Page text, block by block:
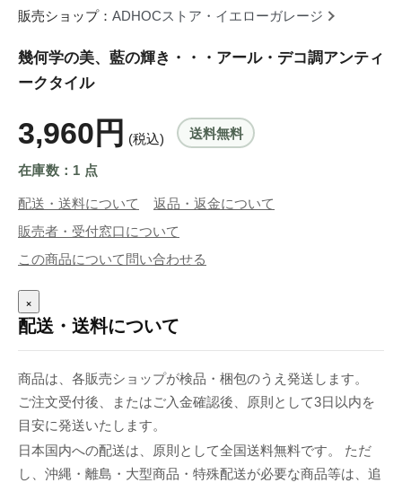
販売ショップ： ADHOCストア・イエローガレージ
幾何学の美、藍の輝き・・・アール・デコ調アンティ
ークタイル
3,960円 (税込) 送料無料
在庫数：1 点
配送・送料について
返品・返金について
販売者・受付窓口について
この商品について問い合わせる
×
配送・送料について
商品は、各販売ショップが検品・梱包のうえ発送します。
ご注文受付後、またはご入金確認後、原則として3日以内を
目安に発送いたします。
日本国内への配送は、原則として全国送料無料です。 ただ
し、沖縄・離島・大型商品・特殊配送が必要な商品等は、追